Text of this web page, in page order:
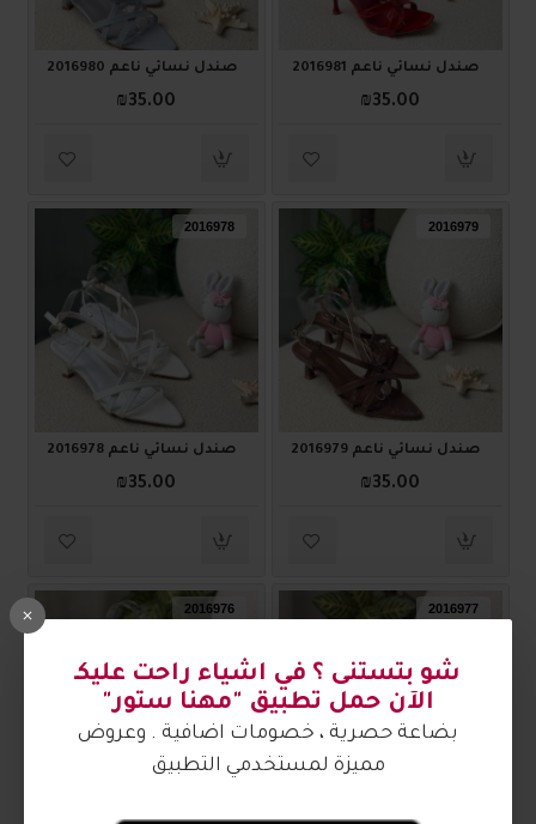
شو بتستنى ؟ في اشياء راحت عليكـ
الآن حمل تطبيق "مهنا ستور"
بضاعة حصرية ، خصومات اضافية . وعروض
صندل نسائي ناعم 2016981
₪35.00
صندل نسائي ناعم 2016980
₪35.00
2016979
صندل نسائي ناعم 2016979
₪35.00
2016978
صندل نسائي ناعم 2016978
₪35.00
2016977
2016976